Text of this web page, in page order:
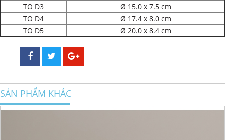
TO D3
Ø 15.0 x 7.5 cm
TO D4
Ø 17.4 x 8.0 cm
TO D5
Ø 20.0 x 8.4 cm
SẢN PHẨM KHÁC